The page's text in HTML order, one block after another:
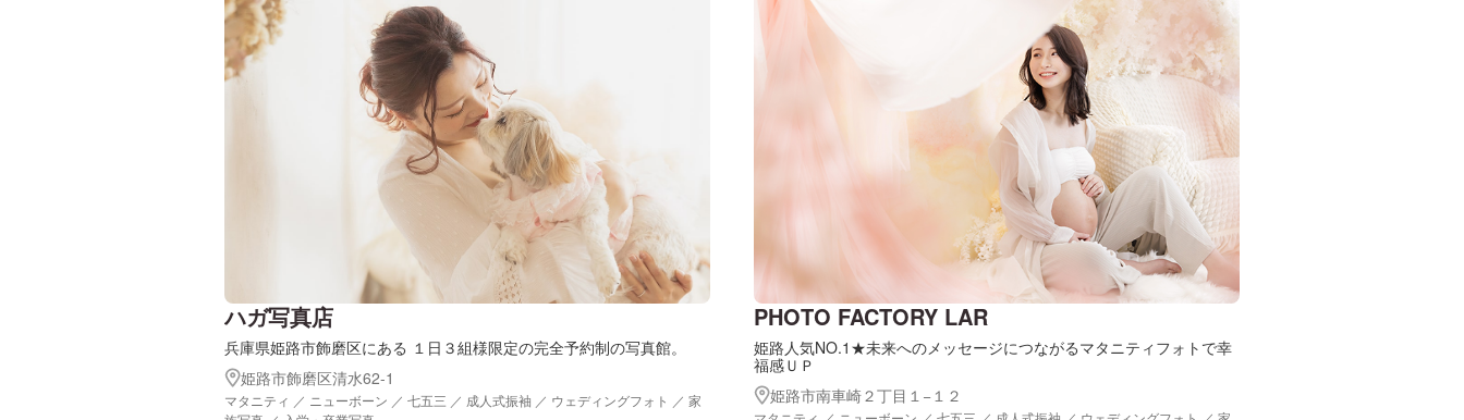
ハガ写真店
兵庫県姫路市飾磨区にある １日３組様限定の完全予約制の写真館。
姫路市飾磨区清水62-1
マタニティ ／ ニューボーン ／ 七五三 ／ 成人式振袖 ／ ウェディングフォト ／ 家
PHOTO FACTORY LAR
姫路人気NO.1★未来へのメッセージにつながるマタニティフォトで幸
福感ＵＰ
姫路市南車崎２丁目１−１２